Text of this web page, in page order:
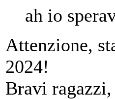
ah io
Attenzione,
2024!
Bravi ragazzi,